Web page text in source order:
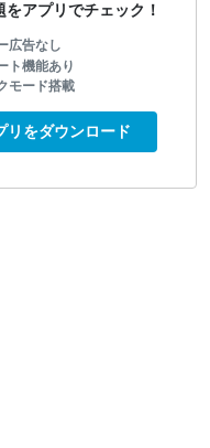
をアプリでチェック！
広告なし
ト機能あり
モード搭載
リをダウンロード